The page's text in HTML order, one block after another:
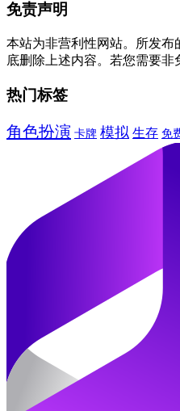
免责声明
本站为非营利性网站。所发
底删除上述内容。若您需要
热门标签
角色扮演 卡牌 模拟 生存 免